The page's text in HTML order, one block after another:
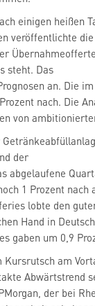
einigen heißen
steht. Das
an. Die
nach. Die
von
der
abgelaufene
1 Prozent nach
lobte den
Hand in
gaben um 0,9
Kursrutsch am
Abwärtstrend
der bei